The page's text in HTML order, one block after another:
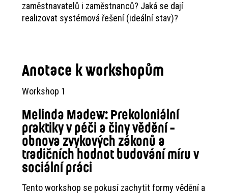
zaměstnavatelů i zaměstnanců? Jaká se dají
realizovat systémová řešení (ideální stav)?
Anotace k workshopům
Workshop 1
Melinda Madew: Prekoloniální
praktiky v péči a činy vědění -
obnova zvykových zákonů a
tradičních hodnot budování míru v
sociální práci
Tento workshop se pokusí zachytit formy vědění a